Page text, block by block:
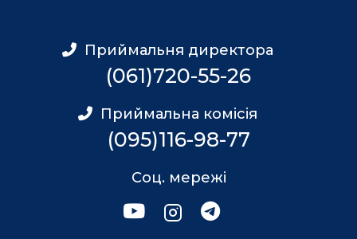
Приймальня директора
(061)720-55-26
Приймальна комісія
(095)116-98-77
Соц. мережі